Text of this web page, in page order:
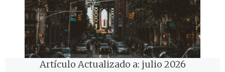
Artículo Actualizado a: julio 2026